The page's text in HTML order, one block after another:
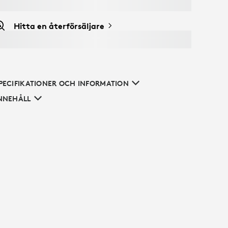
Hitta en återförsäljare
OCH INFORMATION